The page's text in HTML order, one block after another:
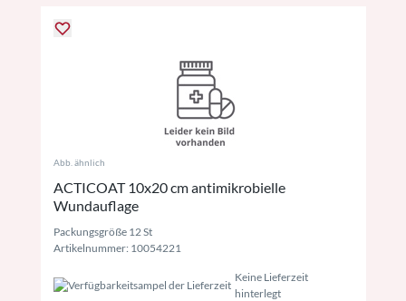
Abb. ähnlich
ACTICOAT 10x20 cm antimikrobielle
Wundauflage
Packungsgröße 12 St
Artikelnummer: 10054221
Keine Lieferzeit
hinterlegt